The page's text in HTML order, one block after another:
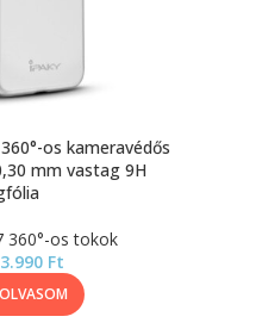
os kameravédős
mm vastag 9H
360°-os tokok
3.990 Ft